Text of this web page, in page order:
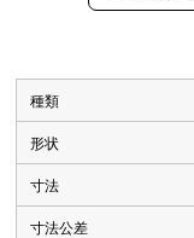
種類
形状
寸法
寸法公差